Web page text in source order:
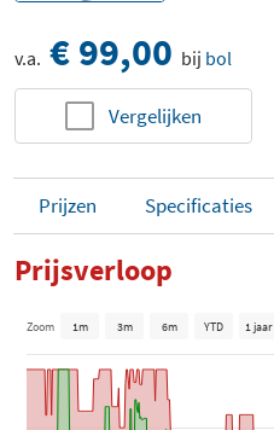
v.a. € 99,00 bij bol
Vergelijken
Prijzen Specificaties
Prijsverloop
Zoom 1m 3m 6m YTD 1 jaar